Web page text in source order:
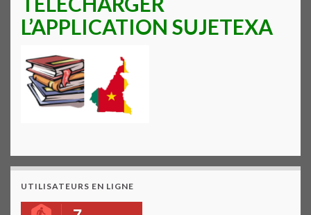
L’APPLICATION SUJETEXA
UTILISATEURS EN LIGNE